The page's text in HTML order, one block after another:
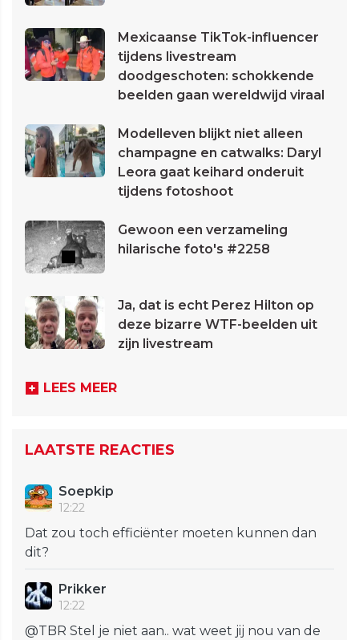
Mexicaanse TikTok-influencer
tijdens livestream
doodgeschoten: schokkende
beelden gaan wereldwijd viraal
Modelleven blijkt niet alleen
champagne en catwalks: Daryl
Leora gaat keihard onderuit
tijdens fotoshoot
Gewoon een verzameling
hilarische foto's #2258
Ja, dat is echt Perez Hilton op
deze bizarre WTF-beelden uit
zijn livestream
LEES MEER
LAATSTE REACTIES
Soepkip
12:22
Dat zou toch efficiënter moeten kunnen dan
dit?
Prikker
12:22
@TBR Stel je niet aan.. wat weet jij nou van de